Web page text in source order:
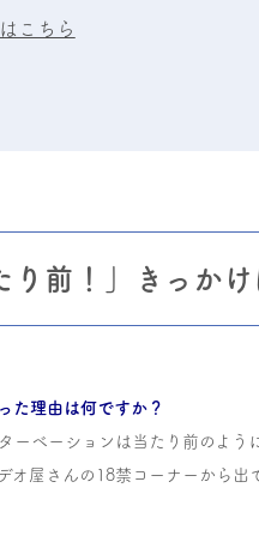
こちら
り前！」きっか
た理由は何ですか？
ーベーションは当たり前のよう
オ屋さんの18禁コーナーから